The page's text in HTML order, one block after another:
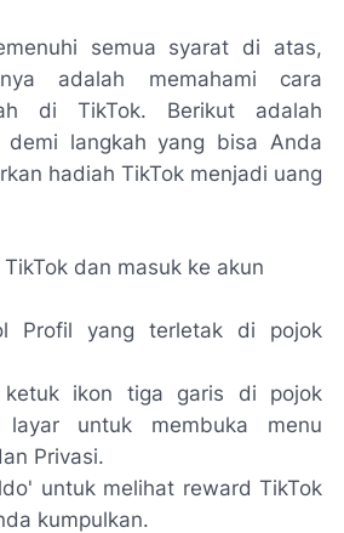
semua syarat di atas,
adalah memahami cara
di TikTok. Berikut adalah
demi langkah yang bisa Anda
hadiah TikTok menjadi uang
dan masuk ke akun
Profil yang terletak di pojok
ketuk ikon tiga garis di pojok
untuk membuka menu
Privasi.
untuk melihat reward TikTok
kumpulkan.